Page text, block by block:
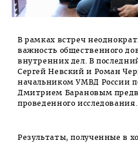
В рамках встреч
важность общественного
внутренних дел. В
Сергей Невский и Роман
начальником УМВД России
Дмитрием Барановым
проведенного исследования.
Результаты, полученные в